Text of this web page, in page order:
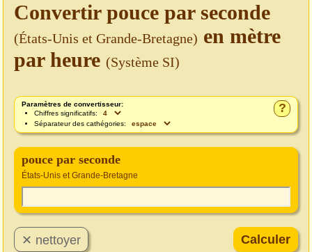
Convertir pouce par seconde
(États-Unis et Grande-Bretagne) en mètre
par heure (Système SI)
?
Paramètres de convertisseur:
Chiffres significatifs:
Séparateur des cathégories:
pouce par seconde
États-Unis et Grande-Bretagne